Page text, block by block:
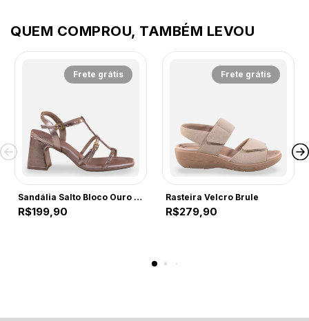
QUEM COMPROU, TAMBÉM LEVOU
Frete grátis
Sandália Salto Bloco Ouro Rosado
R$199,90
Frete grátis
Rasteira Velcro Brule
R$279,90